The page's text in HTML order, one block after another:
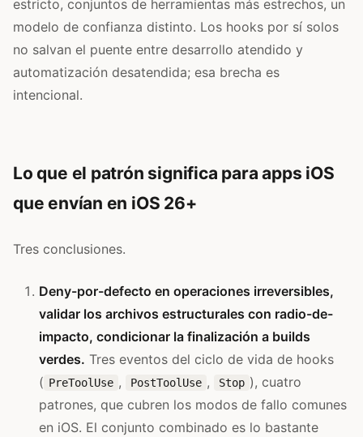
estricto, conjuntos de herramientas más estrechos, un
modelo de confianza distinto. Los hooks por sí solos
no salvan el puente entre desarrollo atendido y
automatización desatendida; esa brecha es
intencional.
Lo que el patrón significa para apps iOS
que envían en iOS 26+
Tres conclusiones.
Deny-por-defecto en operaciones irreversibles,
validar los archivos estructurales con radio-de-
impacto, condicionar la finalización a builds
verdes. Tres eventos del ciclo de vida de hooks
( PreToolUse , PostToolUse , Stop ), cuatro
patrones, que cubren los modos de fallo comunes
en iOS. El conjunto combinado es lo bastante